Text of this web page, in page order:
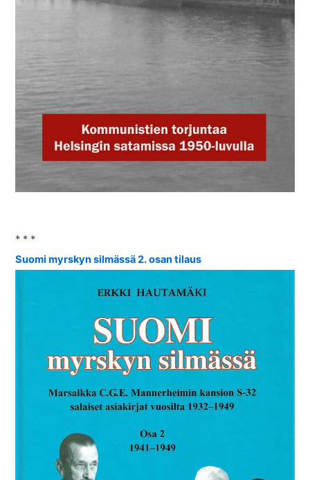
* * *
Suomi myrskyn silmässä 2. osan tilaus